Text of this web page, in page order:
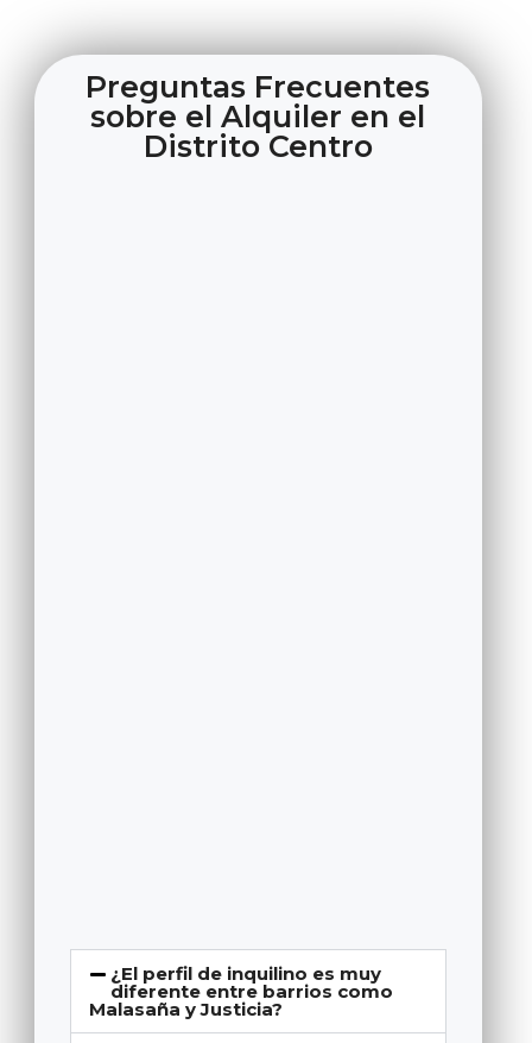
Preguntas Frecuentes
sobre el Alquiler en el
Distrito Centro
¿El perfil de inquilino es muy
diferente entre barrios como
Malasaña y Justicia?